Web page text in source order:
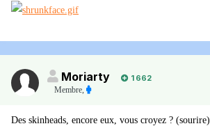
Moriarty
1 662
Membre,
Des skinheads, encore eux, vous croyez ? (sourire)